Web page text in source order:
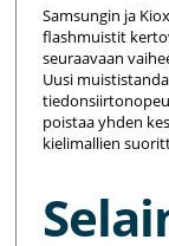
Samsungin ja
flashmuistit
seuraavaan
Uusi
poistaa yhden
kielimallien